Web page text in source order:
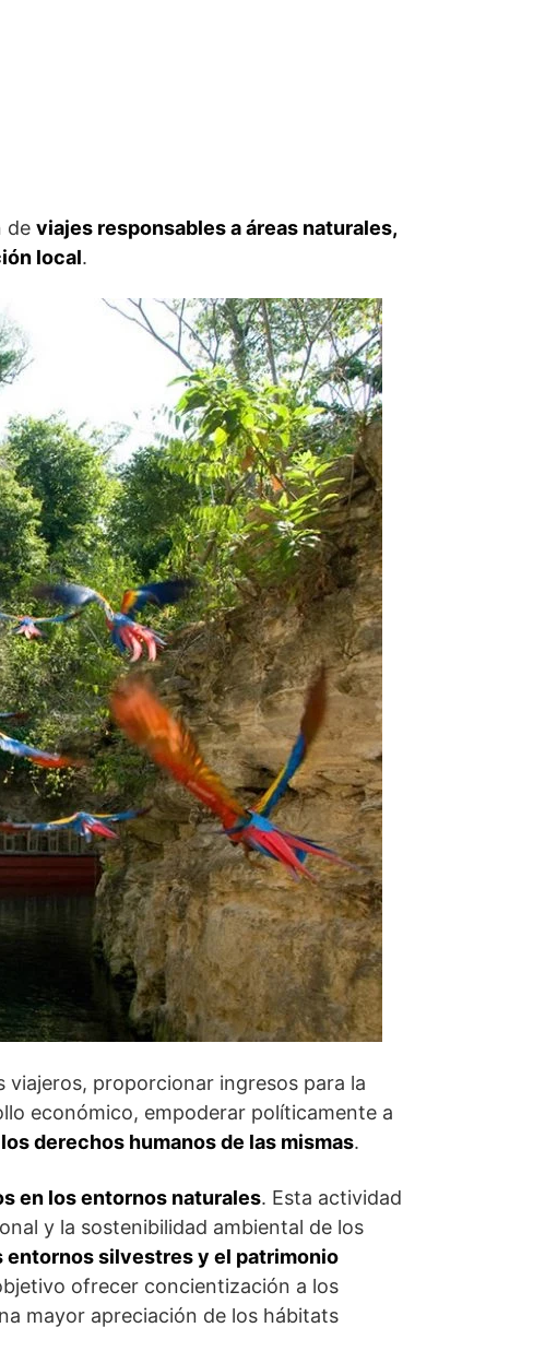
de viajes responsables a áreas naturales,
local.
viajeros, proporcionar ingresos para la
económico, empoderar políticamente a
derechos humanos de las mismas.
en los entornos naturales. Esta actividad
y la sostenibilidad ambiental de los
entornos silvestres y el patrimonio
ofrecer concientización a los
mayor apreciación de los hábitats